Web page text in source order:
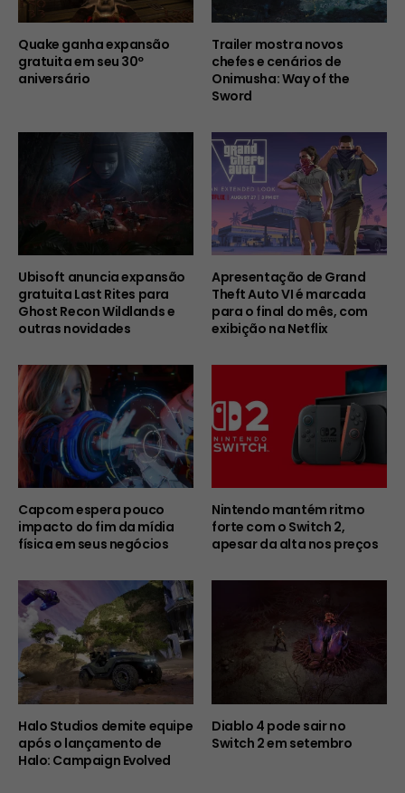
Quake ganha expansão
gratuita em seu 30º
aniversário
Trailer mostra novos
chefes e cenários de
Onimusha: Way of the
Sword
Ubisoft anuncia expansão
gratuita Last Rites para
Ghost Recon Wildlands e
outras novidades
Apresentação de Grand
Theft Auto VI é marcada
para o final do mês, com
exibição na Netflix
Capcom espera pouco
impacto do fim da mídia
física em seus negócios
Nintendo mantém ritmo
forte com o Switch 2,
apesar da alta nos preços
Halo Studios demite equipe
após o lançamento de
Halo: Campaign Evolved
Diablo 4 pode sair no
Switch 2 em setembro